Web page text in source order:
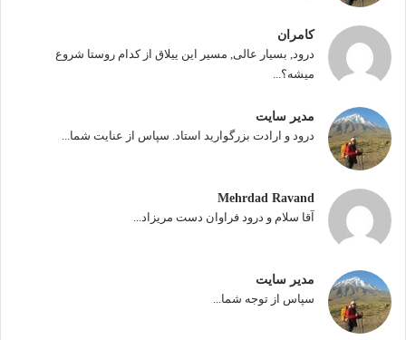
کامران
درود, بسیار عالی, مسیر این ییلاق از کدام روستا شروع
میشه؟...
مدیر سایت
درود و ارادت بزرگوارید استاد. سپاس از عنایت شما...
Mehrdad Ravand
آقا سلام و درود فراوان دست مریزاد...
مدیر سایت
سپاس از توجه شما...